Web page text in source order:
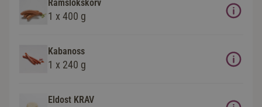
Ramslökskorv
1 x 400 g
Kabanoss
1 x 240 g
Eldost KRAV